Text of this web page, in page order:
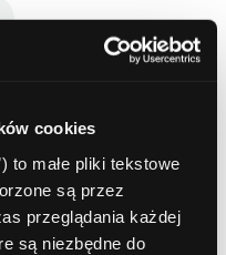
cookies
to małe pliki tekstowe
są przez
przeglądania każdej
są niezbędne do
Next Article